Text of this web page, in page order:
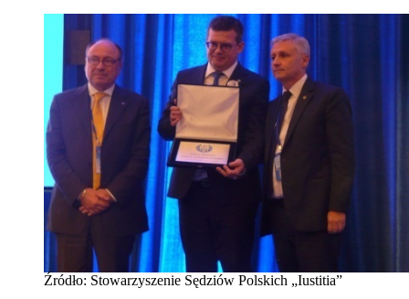
Źródło: Stowarzyszenie Sędziów Polskich „Iustitia”